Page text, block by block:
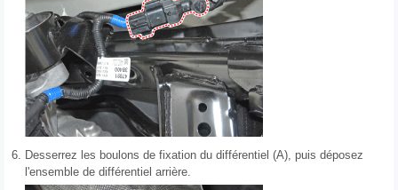
6. Desserrez les boulons de fixation du différentiel (A), puis déposez
l'ensemble de différentiel arrière.